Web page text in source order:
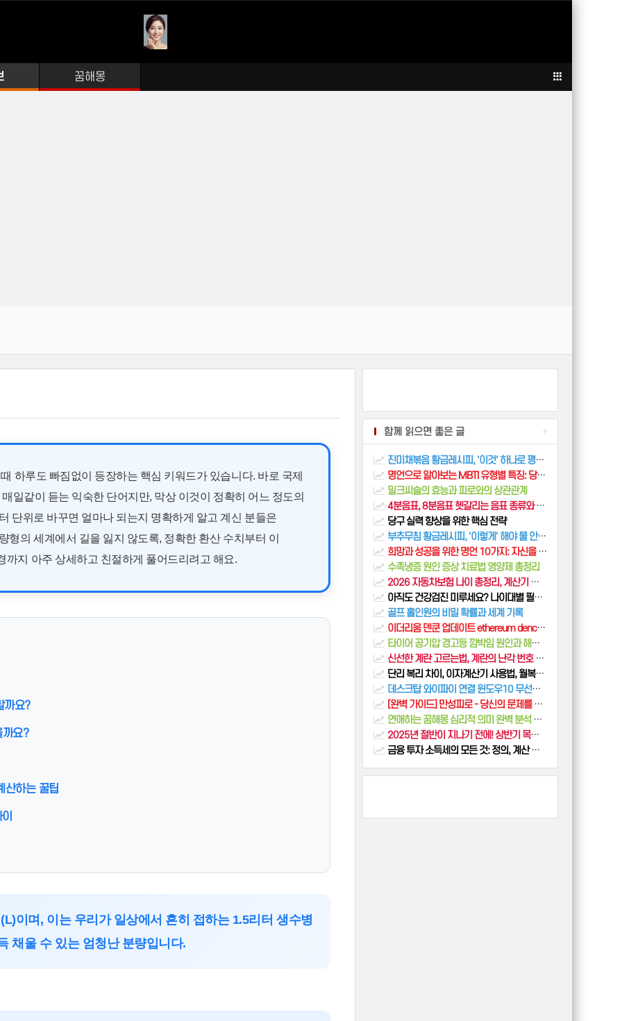
꿈해몽
하루도 빠짐없이 등장하는 핵심 키워드가 있습니다. 바로 국제
일같이 듣는 익숙한 단어지만, 막상 이것이 정확히 어느 정도의
단위로 바꾸면 얼마나 되는지 명확하게 알고 계신 분들은
형의 세계에서 길을 잃지 않도록, 정확한 환산 수치부터 이
지 아주 상세하고 친절하게 풀어드리려고 해요.
까요?
요?
산하는 꿀팁
이며, 이는 우리가 일상에서 흔히 접하는 1.5리터 생수병
채울 수 있는 엄청난 분량입니다.
+
함께 읽으면 좋은 글
진미채볶음 황금레시피, '이것' 하나로 평생 부드럽게 만드는 법 (딱딱해지지 않는 비법)
명언으로 알아보는 MBTI 유형별 특징: 당신의 최애 명언은?
밀크씨슬의 효능과 피로와의 상관관계
4분음표, 8분음표 헷갈리는 음표 종류와 박자 완벽 정리 (쉼표, 정음표)
당구 실력 향상을 위한 핵심 전략
부추무침 황금레시피, '이렇게' 해야 물 안생기고 끝까지 아삭해요 (식당 비법 양념장)
희망과 성공을 위한 명언 10가지: 자신을 돌보는 방법
수족냉증 원인 증상 치료법 영양제 총정리
2026 자동차보험 나이 총정리, 계산기 없이 50% 절약하는 비결
아직도 건강검진 미루세요? 나이대별 필수 건강검진 항목 총정리
골프 홀인원의 비밀 확률과 세계 기록
이더리움 덴쿤 업데이트 ethereum dencun update
타이어 공기압 경고등 깜박임 원인과 해결 방법
신선한 계란 고르는법, 계란의 난각 번호 이해하기, 보관 방법과 활용 팁
단리 복리 차이, 이자계산기 사용법, 월복리 일복리
데스크탑 와이파이 연결 윈도우10 무선랜카드 설치법
[완벽 가이드] 만성피로 - 당신의 문제를 해결하는 비법
연애하는 꿈해몽 심리적 의미 완벽 분석 BEST 5
2025년 절반이 지나기 전에! 상반기 목표 점검 & 하반기 계획 알차게 세우는 법
금융 투자 소득세의 모든 것: 정의, 계산 방법, 적용 사례